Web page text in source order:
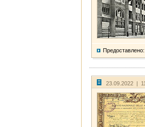
Предоставлено:
23.09.2022 |